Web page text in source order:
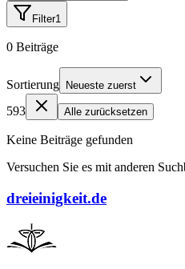
Filter1
0 Beiträge
Sortierung Neueste zuerst
593 Alle zurücksetzen
Keine Beiträge gefunden
Versuchen Sie es mit anderen
dreieinigkeit.de